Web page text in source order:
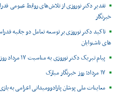
تقدیر دکتر نوروزی از تلاش‌های روابط عمومی
خبرنگار
تاکید دکتر نوروزی بر توسعه تعامل دو جانبه
های ناشنوایان
پیام تبریک دکتر نوروزی به مناسبت ۱۷ مرداد روز خبرنگار
۱۷ مرداد؛ روز خبرنگار مبارک
معاینات ملی پوشان پارادوومیدانی اعزامی به